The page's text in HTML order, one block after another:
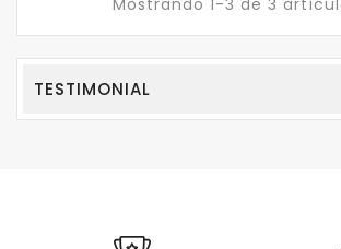
Mostrando 1-3 de 3
TESTIMONIAL